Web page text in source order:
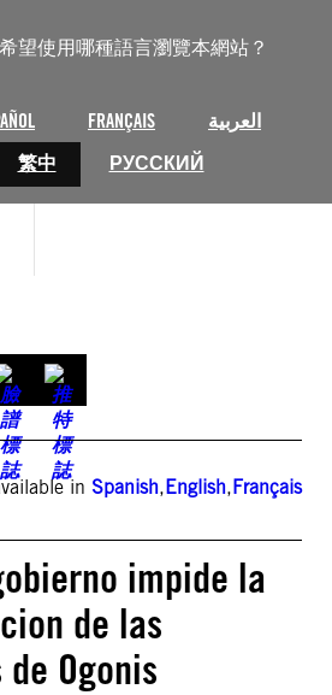
望使用哪種語言瀏覽本網站？
FRANÇAIS
العربية
繁中 РУССКИЙ
in Spanish,English,Français
impide la
de las
Ogonis